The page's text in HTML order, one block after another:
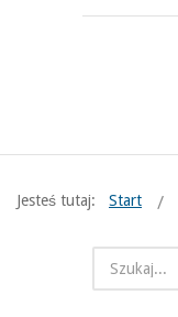
Jesteś tutaj: Start